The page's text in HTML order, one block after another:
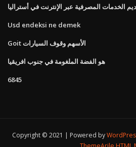
الخدمات المصرفية عبر الإنترنت في أستراليا
Usd endeksi ne demek
Goit الأسهم وقوف السيارات
هو الفضة الملغومة في جنوب افريقيا
6845
Copyright © 2021 | Powered by